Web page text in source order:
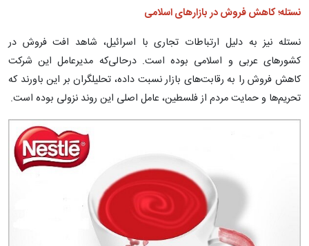
نستله؛ کاهش فروش در بازارهای اسلامی
نستله نیز به دلیل ارتباطات تجاری با اسرائیل، شاهد افت فروش در
کشورهای عربی و اسلامی بوده است. درحالی‌که مدیرعامل این شرکت
کاهش فروش را به رقابت‌های بازار نسبت داده، تحلیلگران بر این باورند که
تحریم‌ها و حمایت مردم از فلسطین، عامل اصلی این روند نزولی بوده است.